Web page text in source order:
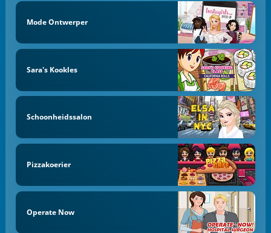
Mode Ontwerper
Sara's Kookles
Schoonheidssalon
Pizzakoerier
Operate Now